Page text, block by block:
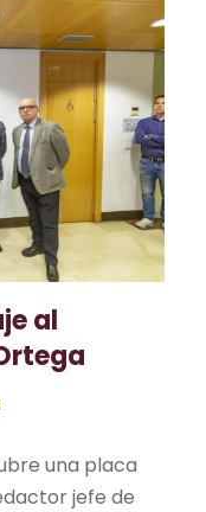
al
una placa
jefe de